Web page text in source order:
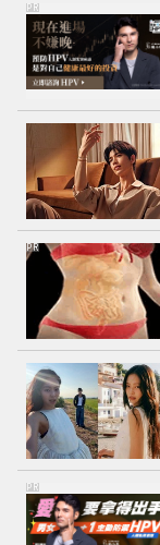
PR
PR
PR